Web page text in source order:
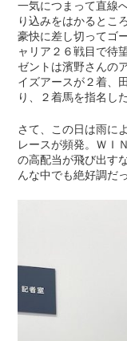
一気につまって直線
り込みをはかるとこ
豪快に差し切ってゴ
ャリア２６戦目で待
ゼントは濱野さんの
イズアースが２着、
り、２着馬を指名し
さて、この日は雨に
レースが頻発。ＷＩ
の高配当が飛び出す
んな中でも絶好調だ